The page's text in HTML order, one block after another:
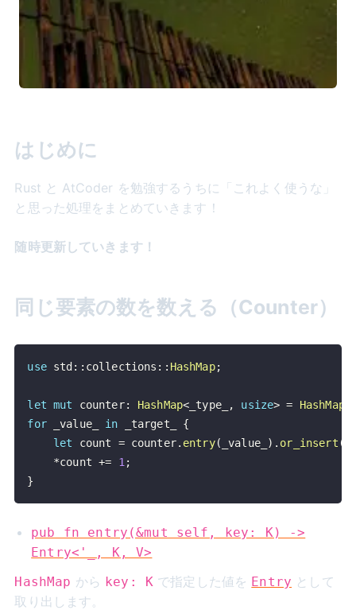
はじめに
Rust と AtCoder を勉強するうちに「これよく使うな」
と思った処理をまとめていきます！
随時更新していきます！
同じ要素の数を数える（Counter）
use std :: collections :: HashMap;
let mut counter: HashMap< _type_ , usize> = HashMap
for _value_ in _target_ {
let count = counter. entry( _value_ ) . or_insert (
*count += 1 ;
}
pub fn entry(&mut self, key: K) ->
Entry<'_, K, V>
HashMap から key: K で指定した値を Entry として
取り出します。